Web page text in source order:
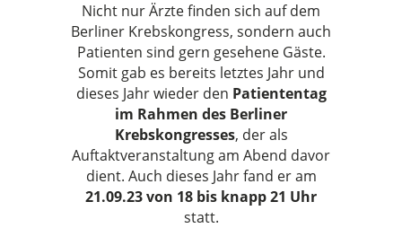
Nicht nur Ärzte finden sich auf dem
Berliner Krebskongress, sondern auch
Patienten sind gern gesehene Gäste.
Somit gab es bereits letztes Jahr und
dieses Jahr wieder den Patiententag
im Rahmen des Berliner
Krebskongresses, der als
Auftaktveranstaltung am Abend davor
dient. Auch dieses Jahr fand er am
21.09.23 von 18 bis knapp 21 Uhr
statt.